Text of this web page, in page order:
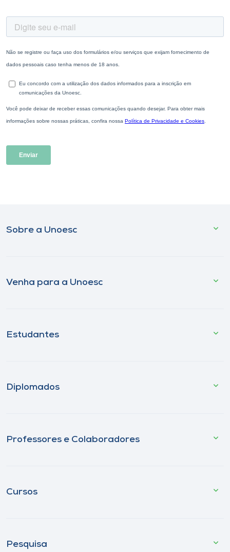
Sobre a Unoesc
Venha para a Unoesc
Estudantes
Diplomados
Professores e Colaboradores
Cursos
Pesquisa